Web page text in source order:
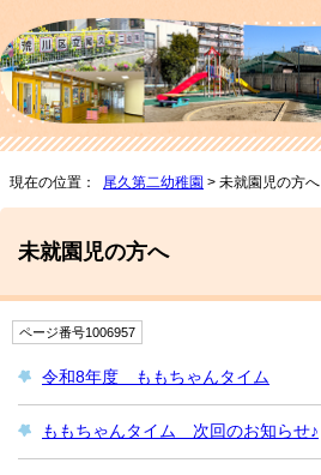
現在の位置： 尾久第二幼稚園 > 未就園児の方へ
未就園児の方へ
ページ番号1006957
令和8年度 ももちゃんタイム
ももちゃんタイム 次回のお知らせ♪